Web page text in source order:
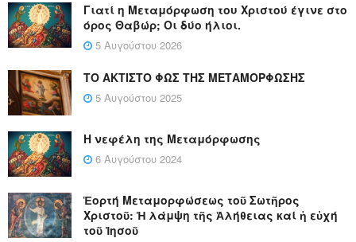
Γιατί η Μεταμόρφωση του Χριστού έγινε στο
όρος Θαβώρ; Οι δύο ήλιοι.
5 Αυγούστου 2026
ΤΟ ΑΚΤΙΣΤΟ ΦΩΣ ΤΗΣ ΜΕΤΑΜΟΡΦΩΣΗΣ
5 Αυγούστου 2025
Η νεφέλη της Μεταμόρφωσης
6 Αυγούστου 2024
Ἑορτή Μεταμορφώσεως τοῦ Σωτῆρος
Χριστοῦ: Ἡ λάμψη τῆς Ἀλήθειας καί ἡ εὐχή
τοῦ Ἰησοῦ